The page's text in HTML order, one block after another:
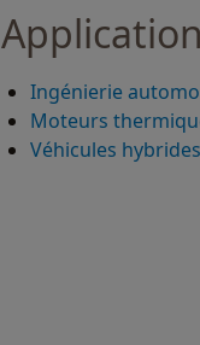
Ingénierie
Moteurs
Véhicules